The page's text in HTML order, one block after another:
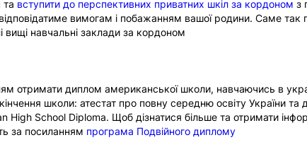
та вступити до перспективних приватних шкіл за кордоном з
вимогам і побажанням вашої родини. Саме так
вищі навчальні заклади за кордоном
отримати диплом американської школи, навчаючись в
школи: атестат про повну середню освіту України
High School Diploma. Щоб дізнатися більше та отримати
за посиланням програма Подвійного диплому